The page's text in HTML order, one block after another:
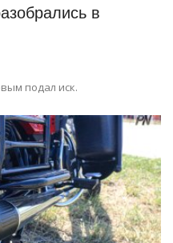
в
подал иск.